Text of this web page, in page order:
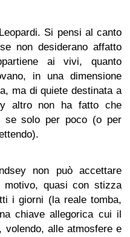
Si pensi al canto
non desiderano affatto
ai vivi, quanto
in una dimensione
ma di quiete destinata a
altro non ha fatto che
se solo per poco (o per
non può accettare
motivo, quasi con stizza
i giorni (la reale tomba,
chiave allegorica cui il
volendo, alle atmosfere e